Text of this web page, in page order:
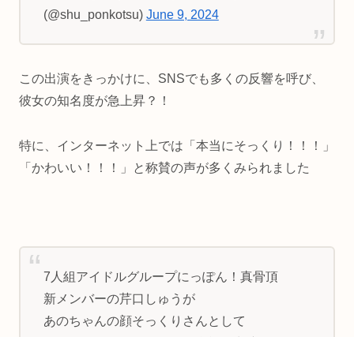
(@shu_ponkotsu) June 9, 2024
この出演をきっかけに、SNSでも多くの反響を呼び、
彼女の知名度が急上昇？！
特に、インターネット上では「本当にそっくり！！！」
「かわいい！！！」と称賛の声が多くみられました
7人組アイドルグループにっぽん！真骨頂
新メンバーの芹口しゅうが
あのちゃんの顔そっくりさんとして